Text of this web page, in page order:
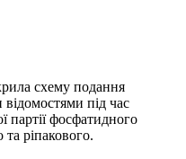
схему подання
під час
партії фосфатидного
ріпакового.